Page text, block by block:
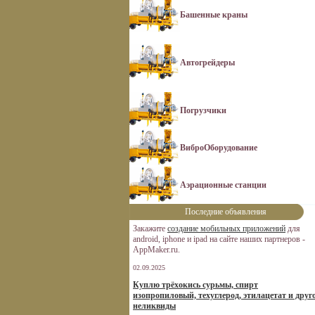
Башенные краны
Автогрейдеры
Погрузчики
ВиброОборудование
Аэрационные станции
Последние объявления
Закажите создание мобильных приложений для
android, iphone и ipad на сайте наших партнеров -
AppMaker.ru.
02.09.2025
Куплю трёхокись сурьмы, спирт
изопропиловый, техуглерод, этилацетат и
неликвиды